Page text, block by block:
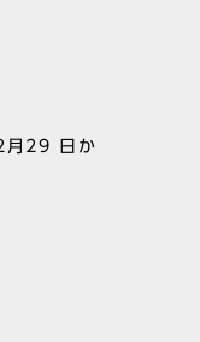
月29 日か